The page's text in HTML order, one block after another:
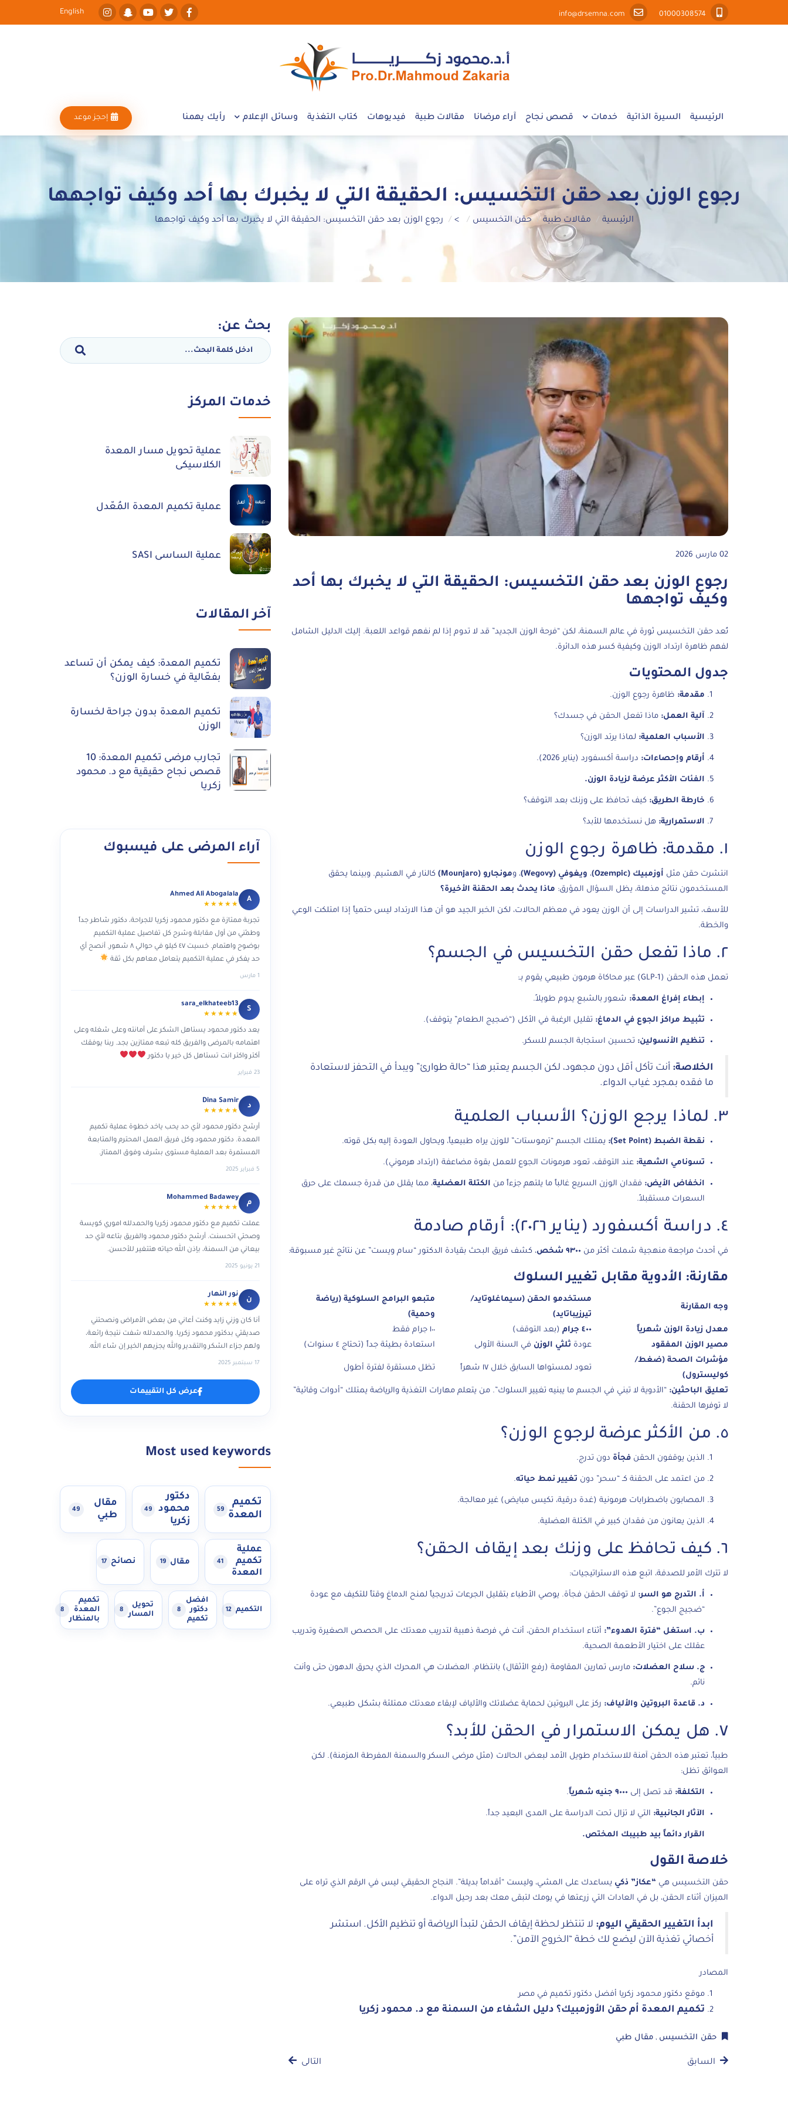
English
الرئيسية السيرة الذاتية خدمات قصص نجاح آراء مرضانا مقالات طبية فيديوهات كتاب التغذية وسائل الإعلام رأيك يهمنا إحجز موعد
رجوع الوزن بعد حقن التخسيس: الحقيقة التي لا يخبرك بها أحد وكيف تواجهها
الرئيسية مقالات طبية حقن التخسيس > رجوع الوزن بعد حقن التخسيس: الحقيقة التي لا يخبرك بها أحد وكيف تواجهها
02 مارس 2026
رجوع الوزن بعد حقن التخسيس: الحقيقة التي لا يخبرك بها أحد
وكيف تواجهها
تُعد حقن التخسيس ثورة في عالم السمنة، لكن “فرحة الوزن الجديد” قد لا تدوم إذا لم نفهم قواعد اللعبة. إليك الدليل الشامل
لفهم ظاهرة ارتداد الوزن وكيفية كسر هذه الدائرة.
جدول المحتويات
مقدمة: ظاهرة رجوع الوزن.
آلية العمل: ماذا تفعل الحقن في جسدك؟
الأسباب العلمية: لماذا يرتد الوزن؟
أرقام وإحصاءات: دراسة أكسفورد (يناير 2026).
الفئات الأكثر عرضة لزيادة الوزن.
خارطة الطريق: كيف تحافظ على وزنك بعد التوقف؟
الاستمرارية: هل نستخدمها للأبد؟
١. مقدمة: ظاهرة رجوع الوزن
انتشرت حقن مثل أوزمبيك (Ozempic) ، ويغوفي (Wegovy) ، ومونجارو (Mounjaro)
كالنار في الهشيم. وبينما يحقق
المستخدمون نتائج مذهلة، يظل السؤال المؤرق: ماذا يحدث بعد الحقنة الأخيرة؟
للأسف، تشير الدراسات إلى أن الوزن يعود في معظم الحالات، لكن الخبر الجيد هو أن هذا الارتداد ليس حتمياً إذا امتلكت الوعي
والخطة.
٢. ماذا تفعل حقن التخسيس في الجسم؟
تعمل هذه الحقن (GLP-1) عبر محاكاة هرمون طبيعي يقوم بـ:
إبطاء إفراغ المعدة: شعور بالشبع يدوم طويلاً.
تثبيط مراكز الجوع في الدماغ: تقليل الرغبة في الأكل (“ضجيج الطعام” يتوقف).
تنظيم الأنسولين: تحسين استجابة الجسم للسكر.
الخلاصة: أنت تأكل أقل دون مجهود، لكن الجسم يعتبر هذا “حالة طوارئ” ويبدأ في التحفز لاستعادة
ما فقده بمجرد غياب الدواء.
٣. لماذا يرجع الوزن؟ الأسباب العلمية
نقطة الضبط (Set Point): يمتلك الجسم “ترموستات” للوزن يراه طبيعياً، ويحاول العودة إليه بكل قوته.
تسونامي الشهية: عند التوقف، تعود هرمونات الجوع للعمل بقوة مضاعفة (ارتداد هرموني).
انخفاض الأيض: فقدان الوزن السريع غالباً ما يلتهم جزءاً من الكتلة العضلية، مما يقلل من قدرة جسمك على حرق
السعرات مستقبلاً.
٤. دراسة أكسفورد (يناير ٢٠٢٦): أرقام صادمة
في أحدث مراجعة منهجية شملت أكثر من ٩٣٠٠ شخص ، كشف فريق البحث بقيادة الدكتور “سام ويست” عن نتائج غير مسبوقة:
مقارنة: الأدوية مقابل تغيير السلوك
وجه المقارنة
مستخدمو الحقن (سيماغلوتايد/
تيرزيباتايد)
متبعو البرامج السلوكية (رياضة
وحمية)
معدل زيادة الوزن شهرياً
٤٠٠ جرام (بعد التوقف)
١٠٠ جرام فقط
مصير الوزن المفقود
عودة ثلثي الوزن في السنة الأولى
استعادة بطيئة جداً (تحتاج ٤ سنوات)
مؤشرات الصحة (ضغط/
كوليسترول)
تعود لمستواها السابق خلال ١٧ شهراً تظل مستقرة لفترة أطول
تعليق الباحثين: “الأدوية لا تبني في الجسم ما يبنيه تغيير السلوك”. من يتعلم مهارات التغذية والرياضة يمتلك “أدوات وقائية”
لا توفرها الحقنة.
٥. من الأكثر عرضة لرجوع الوزن؟
الذين يوقفون الحقن فجأة دون تدرج.
من اعتمد على الحقنة كـ “سحر” دون تغيير نمط حياته.
المصابون باضطرابات هرمونية (غدة درقية، تكيس مبايض) غير معالجة.
الذين يعانون من فقدان كبير في الكتلة العضلية.
٦. كيف تحافظ على وزنك بعد إيقاف الحقن؟
لا تترك الأمر للصدفة، اتبع هذه الاستراتيجيات:
أ. التدرج هو السر: لا توقف الحقن فجأة. يوصي الأطباء بتقليل الجرعات تدريجياً لمنح الدماغ وقتاً للتكيف مع عودة
“ضجيج الجوع”.
ب. استغل “فترة الهدوء”: أثناء استخدام الحقن، أنت في فرصة ذهبية لتدريب معدتك على الحصص الصغيرة وتدريب
عقلك على اختيار الأطعمة الصحية.
ج. سلاح العضلات: مارس تمارين المقاومة (رفع الأثقال) بانتظام. العضلات هي المحرك الذي يحرق الدهون حتى وأنت
نائم.
د. قاعدة البروتين والألياف: ركز على البروتين لحماية عضلاتك والألياف لإبقاء معدتك ممتلئة بشكل طبيعي.
٧. هل يمكن الاستمرار في الحقن للأبد؟
طبياً، تعتبر هذه الحقن آمنة للاستخدام طويل الأمد لبعض الحالات (مثل مرضى السكر والسمنة المفرطة المزمنة). لكن
العوائق تظل:
التكلفة: قد تصل إلى ٩٠٠٠ جنيه شهرياً .
الآثار الجانبية: التي لا تزال تحت الدراسة على المدى البعيد جداً.
القرار دائماً بيد طبيبك المختص.
خلاصة القول
حقن التخسيس هي “عكاز” ذكي يساعدك على المشي، وليست “أقداماً بديلة”. النجاح الحقيقي ليس في الرقم الذي تراه على
الميزان أثناء الحقن، بل في العادات التي زرعتها في يومك لتبقى معك بعد رحيل الدواء.
ابدأ التغيير الحقيقي اليوم: لا تنتظر لحظة إيقاف الحقن لتبدأ الرياضة أو تنظيم الأكل. استشر
أخصائي تغذية الآن ليضع لك خطة “الخروج الآمن”.
المصادر
موقع دكتور محمود زكريا أفضل دكتور تكميم في مصر
تكميم المعدة أم حقن الأوزمبيك؟ دليل الشفاء من السمنة مع د. محمود زكريا
حقن التخسيس , مقال طبي
السابق التالى
بحث عن:
خدمات المركز
عملية تحويل مسار المعدة
الكلاسيكى
عملية تكميم المعدة المُعّدل
عملية الساسى SASI
آخر المقالات
تكميم المعدة: كيف يمكن أن تساعد
بفعّالية في خسارة الوزن؟
تكميم المعدة بدون جراحة لخسارة
الوزن
تجارب مرضى تكميم المعدة: 10
قصص نجاح حقيقية مع د. محمود
زكريا
آراء المرضى على فيسبوك
A
Ahmed Ali Abogalala
★★★★★
تجربة ممتازة مع دكتور محمود زكريا للجراحة، دكتور شاطر جداً
وطمّني من أول مقابلة وشرح كل تفاصيل عملية التكميم
بوضوح واهتمام. خسيت ٤٧ كيلو في حوالي ٨ شهور. أنصح أي
حد يفكر في عملية التكميم يتعامل معاهم بكل ثقة
1 مارس
S
sara_elkhateeb13
★★★★★
يعد دكتور محمود يستاهل الشكر على أمانته وعلى شغله وعلى
اهتمامه بالمرضى والفريق كله تبعه ممتازين بجد. ربنا يوفقك
أكتر واكتر انت تستاهل كل خير يا دكتور
23 فبراير
د
Dina Samir
★★★★★
أرشح دكتور محمود لأي حد يحب ياخد خطوة عملية تكميم
المعدة. دكتور محمود وكل فريق العمل المحترم والمتابعة
المستمرة بعد العملية مستوى بشرف وفوق الممتاز.
5 فبراير 2025
م
Mohammed Badawey
★★★★★
عملت تكميم مع دكتور محمود زكريا والحمدلله اموري كويسة
وصحتي اتحسنت. أرشح دكتور محمود والفريق بتاعه لأي حد
بيعاني من السمنة، بإذن الله حياته هتتغير للأحسن.
21 يونيو 2025
ن
نور النهار
★★★★★
أنا كان وزني زايد وكنت أعاني من بعض الأمراض ونصحتني
صديقتي بدكتور محمود زكريا. والحمدلله شفت نتيجة رائعة،
ولهم جزاء الشكر والتقدير والله يجزيهم الخير إن شاء الله.
17 سبتمبر 2025
عرض كل التقييمات
Most used keywords
تكميم
المعدة
59
دكتور
محمود
زكريا
49
مقال
طبي
49
عملية
تكميم
المعدة
41 مقال 19 نصائح 17
التكميم 12
افضل
دكتور
تكميم
8
تحويل
المسار
8
تكميم
المعدة
بالمنظار
8